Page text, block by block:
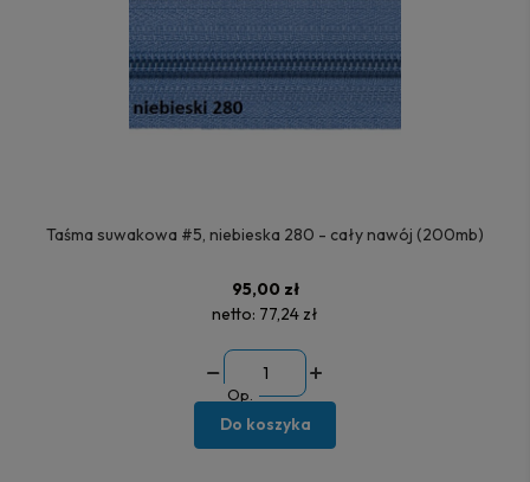
Taśma suwakowa #5, niebieska 280 - cały nawój (200mb)
95,00 zł
netto: 77,24 zł
Op.
Do koszyka